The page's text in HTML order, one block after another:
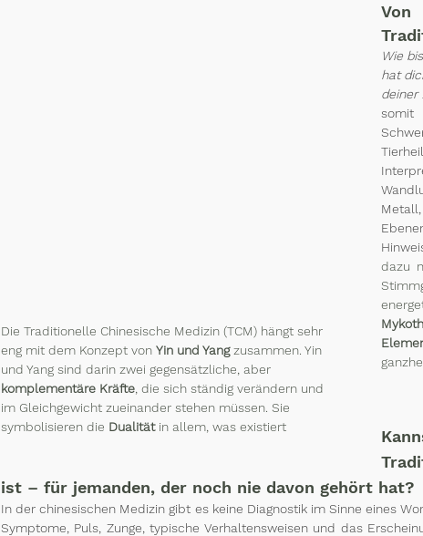
Die Traditionelle Chinesische Medizin (TCM) hängt sehr
eng mit dem Konzept von Yin und Yang zusammen. Yin
und Yang sind darin zwei gegensätzliche, aber
komplementäre Kräfte, die sich ständig verändern und
im Gleichgewicht zueinander stehen müssen. Sie
symbolisieren die Dualität in allem, was existiert
Wie
hat
deiner
dazu
ist – für jemanden, der noch nie davon gehört hat?
In der chinesischen Medizin gibt es keine Diagnostik im Sinne eines
Symptome, Puls, Zunge, typische Verhaltensweisen und das